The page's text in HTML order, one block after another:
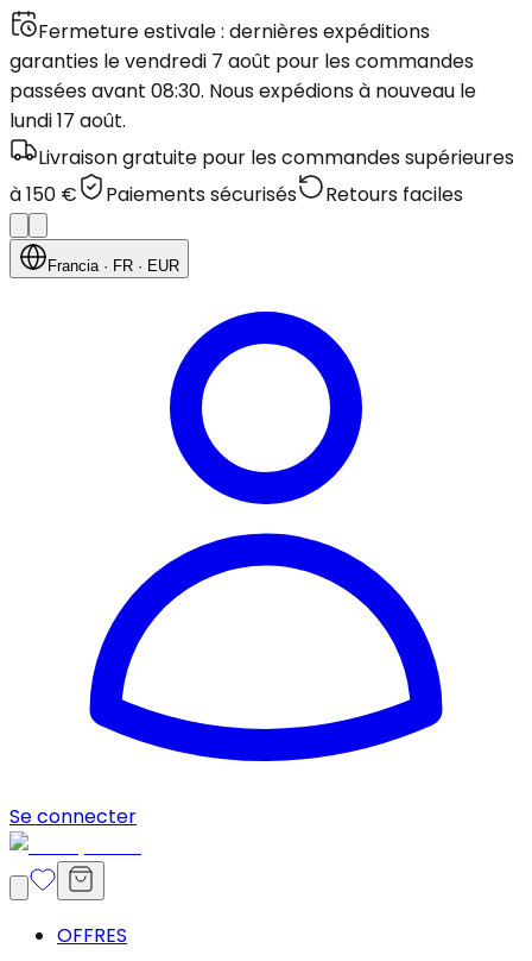
Fermeture estivale : dernières expéditions
garanties le vendredi 7 août pour les commandes
passées avant 08:30. Nous expédions à nouveau le
lundi 17 août.
Livraison gratuite pour les commandes supérieures
à 150 €
Paiements sécurisés Retours faciles
Francia· FR · EUR
Se connecter
OFFRES